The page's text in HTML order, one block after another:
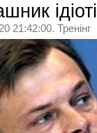
21:42:00. Тренінг